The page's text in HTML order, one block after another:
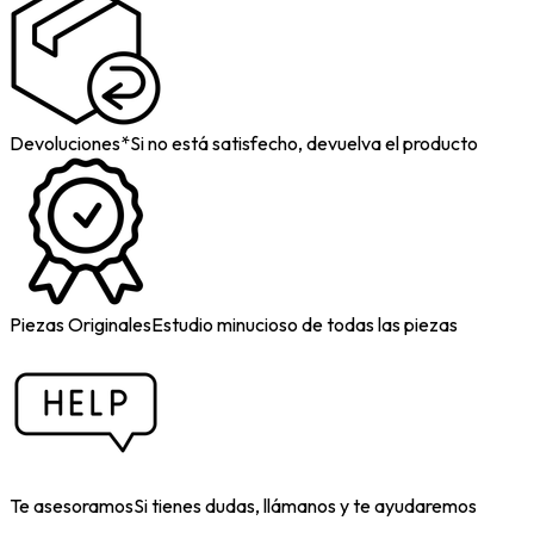
Devoluciones*Si no está satisfecho, devuelva el producto
Piezas OriginalesEstudio minucioso de todas las piezas
Te asesoramosSi tienes dudas, llámanos y te ayudaremos